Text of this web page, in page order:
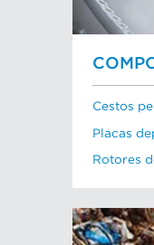
Cestos
Placas
Rotores